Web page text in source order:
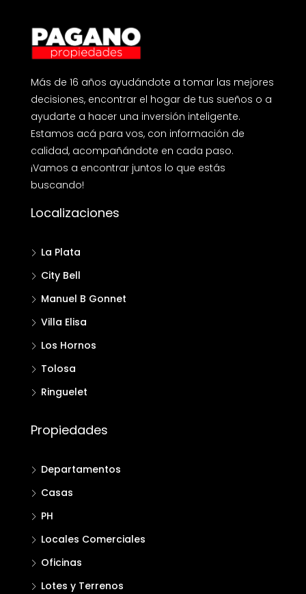
Más de 16 años ayudándote a tomar las mejores
decisiones, encontrar el hogar de tus sueños o a
ayudarte a hacer una inversión inteligente.
Estamos acá para vos, con información de
calidad, acompañándote en cada paso.
¡Vamos a encontrar juntos lo que estás
buscando!
Localizaciones
La Plata
City Bell
Manuel B Gonnet
Villa Elisa
Los Hornos
Tolosa
Ringuelet
Propiedades
Departamentos
Casas
PH
Locales Comerciales
Oficinas
Lotes y Terrenos